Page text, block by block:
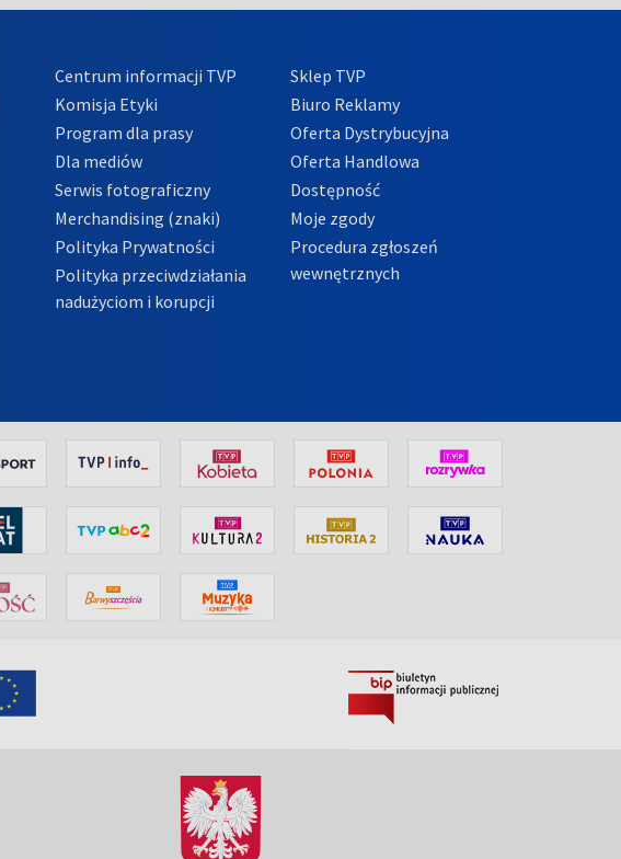
Centrum informacji TVP
Komisja Etyki
Program dla prasy
Dla mediów
Serwis fotograficzny
Merchandising (znaki)
Polityka Prywatności
Polityka przeciwdziałania
nadużyciom i korupcji
Sklep TVP
Biuro Reklamy
Oferta Dystrybucyjna
Oferta Handlowa
Dostępność
Moje zgody
Procedura zgłoszeń
wewnętrznych